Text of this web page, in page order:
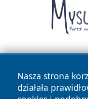
Nasza strona
działała